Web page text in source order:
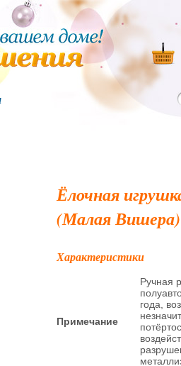
Ёлочная
(Малая
Характеристики
Примечание
Ручная
года,